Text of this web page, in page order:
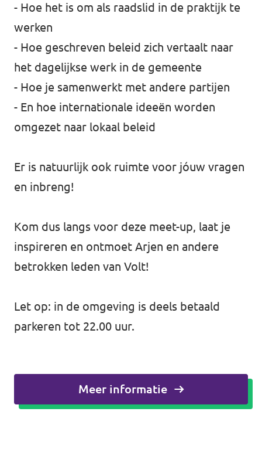
- Hoe het is om als raadslid in de praktijk te
werken
- Hoe geschreven beleid zich vertaalt naar
het dagelijkse werk in de gemeente
- Hoe je samenwerkt met andere partijen
- En hoe internationale ideeën worden
omgezet naar lokaal beleid
Er is natuurlijk ook ruimte voor jóuw vragen
en inbreng!
Kom dus langs voor deze meet-up, laat je
inspireren en ontmoet Arjen en andere
betrokken leden van Volt!
Let op: in de omgeving is deels betaald
parkeren tot 22.00 uur.
Meer informatie